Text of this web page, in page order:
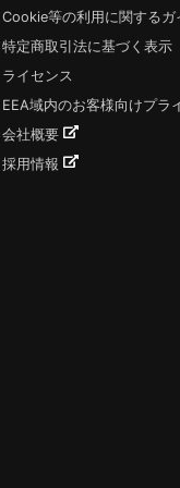
Cookie等の利用に関するガ
特定商取引法に基づく表示
ライセンス
EEA域内のお客様向けプラ
会社概要
採用情報